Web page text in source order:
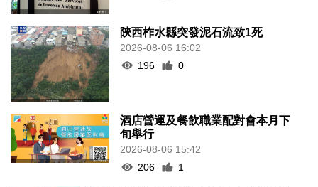
陝西柞水縣突發泥石流致1死
2026-08-06 16:02
196
0
酒店營運及餐飲職業配對會本月下
旬舉行
2026-08-06 15:42
206
1